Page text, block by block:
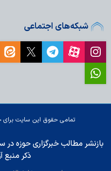
شبکه‌های اجتماعی
تمامی حقوق این سایت
بازنشر مطالب خبرگزاری حوزه در
ذکر منبع